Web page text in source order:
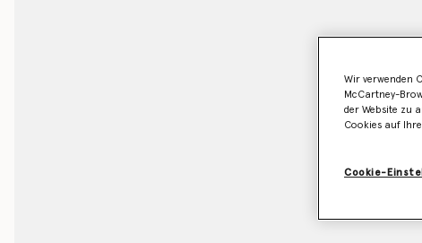
Wir verwenden
McCartney-
der Website zu
Cookies auf
Cookie-